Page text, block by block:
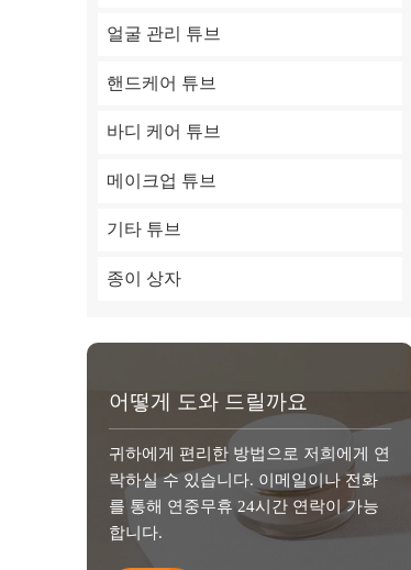
얼굴 관리 튜브
핸드케어 튜브
바디 케어 튜브
메이크업 튜브
기타 튜브
종이 상자
어떻게 도와 드릴까요
귀하에게 편리한 방법으로 저희에게 연
락하실 수 있습니다. 이메일이나 전화
를 통해 연중무휴 24시간 연락이 가능
합니다.